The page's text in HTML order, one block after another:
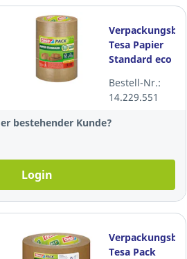
Tesa Papier
Standard eco
mmx50 m,
braun, Pack à
3 Rol.
Bestell-Nr.:
14.229.551
bestehender Kunde?
Login
Tesa Pack